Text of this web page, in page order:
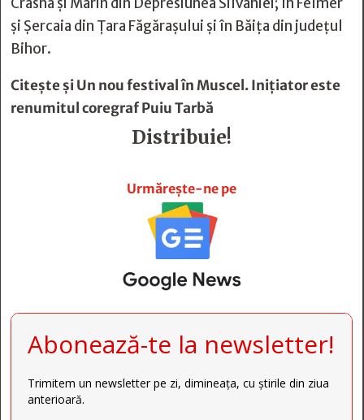
și Șercaia din Țara Făgărașului și în Băița din județul
Bihor.
Citește șiUn nou festival în Muscel. Iniţiator este
renumitul coregraf Puiu Tarbă
Distribuie!
Urmărește-ne pe
Abonează-te la newsletter!
Trimitem un newsletter pe zi, dimineața, cu știrile din ziua
anterioară.